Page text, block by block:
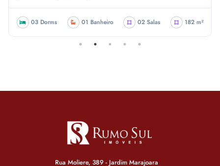
03 Dorms 01 Banheiro 02 Salas 182 m²
Rua Moliere, 389 - Jardim Marajoara